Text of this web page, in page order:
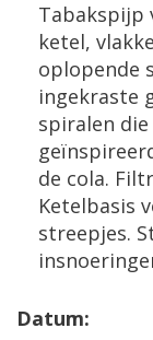
Tabakspijp
ketel,
oplopende
ingekraste
spiralen
de cola.
Ketelbasis
streepjes.
Datum: